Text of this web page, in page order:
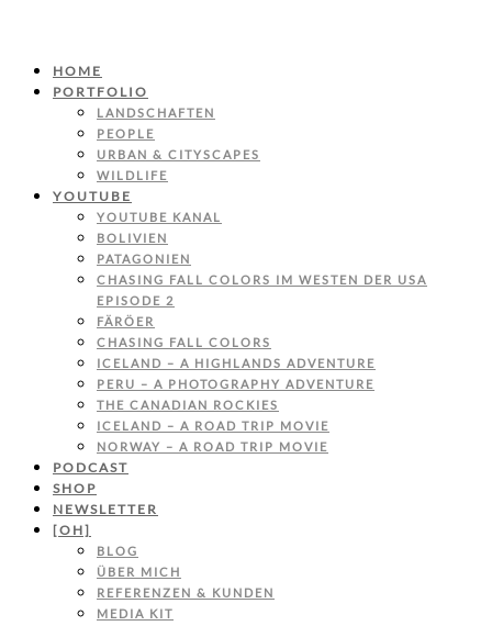
HOME
PORTFOLIO
LANDSCHAFTEN
PEOPLE
URBAN & CITYSCAPES
WILDLIFE
YOUTUBE
YOUTUBE KANAL
BOLIVIEN
PATAGONIEN
CHASING FALL COLORS IM WESTEN DER USA
EPISODE 2
FÄRÖER
CHASING FALL COLORS
ICELAND – A HIGHLANDS ADVENTURE
PERU – A PHOTOGRAPHY ADVENTURE
THE CANADIAN ROCKIES
ICELAND – A ROAD TRIP MOVIE
NORWAY – A ROAD TRIP MOVIE
PODCAST
SHOP
NEWSLETTER
[OH]
BLOG
ÜBER MICH
REFERENZEN & KUNDEN
MEDIA KIT